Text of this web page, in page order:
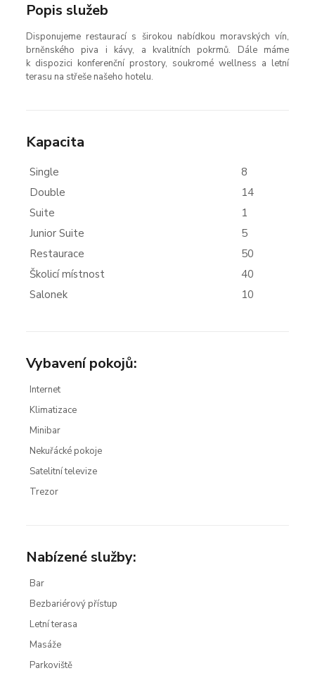
Popis služeb
Disponujeme restaurací s širokou nabídkou moravských vín,
brněnského piva i kávy, a kvalitních pokrmů. Dále máme
k dispozici konferenční prostory, soukromé wellness a letní
terasu na střeše našeho hotelu.
Kapacita
Single
8
Double
14
Suite
1
Junior Suite
5
Restaurace
50
Školicí místnost
40
Salonek
10
Vybavení pokojů:
Internet
Klimatizace
Minibar
Nekuřácké pokoje
Satelitní televize
Trezor
Nabízené služby:
Bar
Bezbariérový přístup
Letní terasa
Masáže
Parkoviště